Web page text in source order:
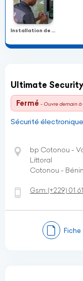
Installation de contrôle d’accès
Ultimate
Fermé - Ouvre demain à
Sécurité électronique
bp Cotonou -
Littoral
Cotonou - Bénin
Gsm:(+229) 01
Fiche